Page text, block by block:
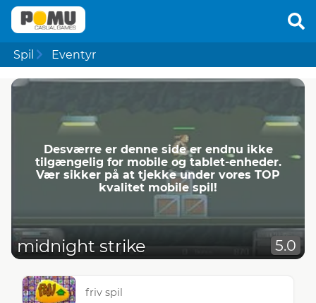
Spil Eventyr
Desværre er denne side er endnu ikke
tilgængelig for mobile og tablet-enheder.
Vær sikker på at tjekke under vores TOP
kvalitet mobile spil!
midnight strike 5.0
friv spil